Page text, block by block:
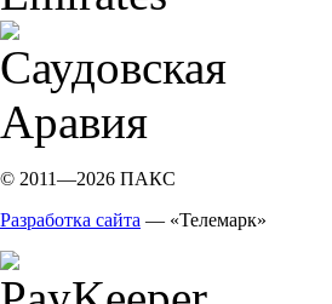
© 2011—2026 ПАКС
Разработка сайта — «Телемарк»